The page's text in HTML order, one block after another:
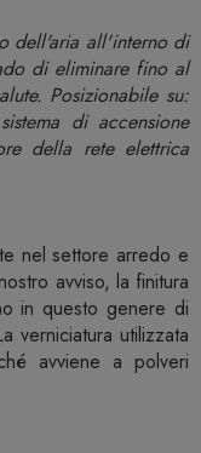
dell'aria all'interno di
di eliminare fino al
Posizionabile su:
di accensione
della rete elettrica
nel settore arredo e
avviso, la finitura
in questo genere di
verniciatura utilizzata
avviene a polveri